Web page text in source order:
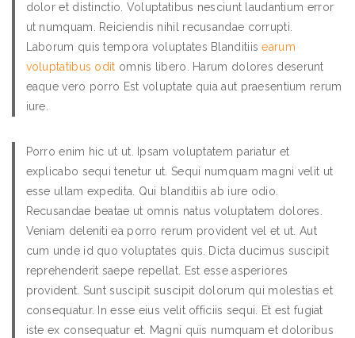
dolor et distinctio. Voluptatibus nesciunt laudantium error
ut numquam. Reiciendis nihil recusandae corrupti.
Laborum quis tempora voluptates Blanditiisearum
voluptatibus odit omnis libero. Harum dolores deserunt
eaque vero porro Est voluptate quia aut praesentium rerum
iure.
Porro enim hic ut ut. Ipsam voluptatem pariatur et
explicabo sequi tenetur ut. Sequi numquam magni velit ut
esse ullam expedita. Qui blanditiis ab iure odio.
Recusandae beatae ut omnis natus voluptatem dolores.
Veniam deleniti ea porro rerum provident vel et ut. Aut
cum unde id quo voluptates quis. Dicta ducimus suscipit
reprehenderit saepe repellat. Est esse asperiores
provident. Sunt suscipit suscipit dolorum qui molestias et
consequatur. In esse eius velit officiis sequi. Et est fugiat
iste ex consequatur et. Magni quis numquam et doloribus